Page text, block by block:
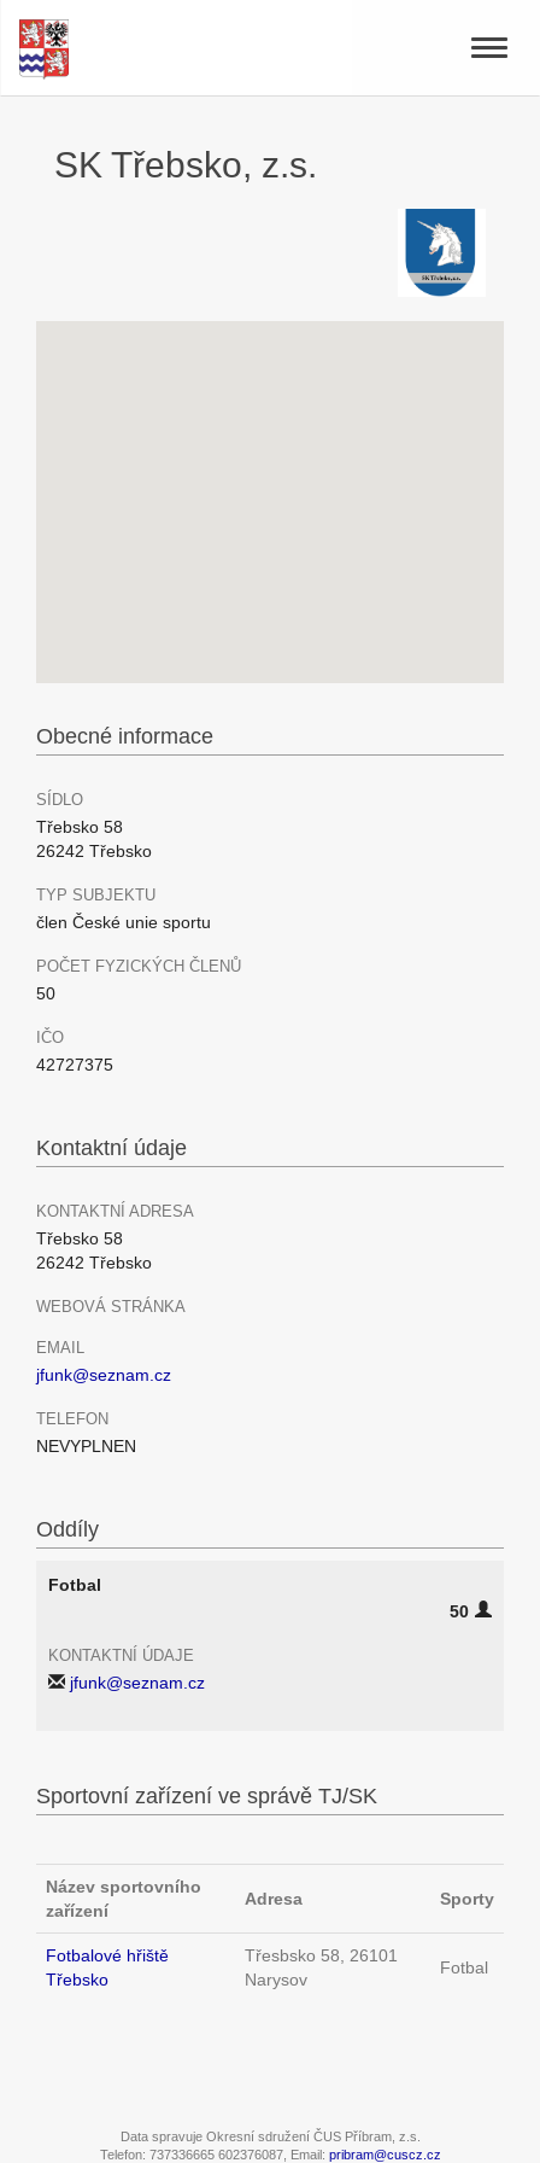
Toggle
SK Třebsko, z.s.
Obecné informace
SÍDLO
Třebsko 58
26242 Třebsko
TYP SUBJEKTU
člen České unie sportu
POČET FYZICKÝCH ČLENŮ
50
IČO
42727375
Kontaktní údaje
KONTAKTNÍ ADRESA
Třebsko 58
26242 Třebsko
WEBOVÁ STRÁNKA
EMAIL
jfunk@seznam.cz
TELEFON
NEVYPLNEN
Oddíly
Fotbal
50
KONTAKTNÍ ÚDAJE
jfunk@seznam.cz
Sportovní zařízení ve správě TJ/SK
Název sportovního
zařízení
Adresa Sporty
Fotbalové hřiště
Třebsko
Třesbsko 58, 26101
Narysov
Fotbal
Data spravuje Okresní sdružení ČUS Příbram, z.s.
Telefon: 737336665 602376087, Email: pribram@cuscz.cz